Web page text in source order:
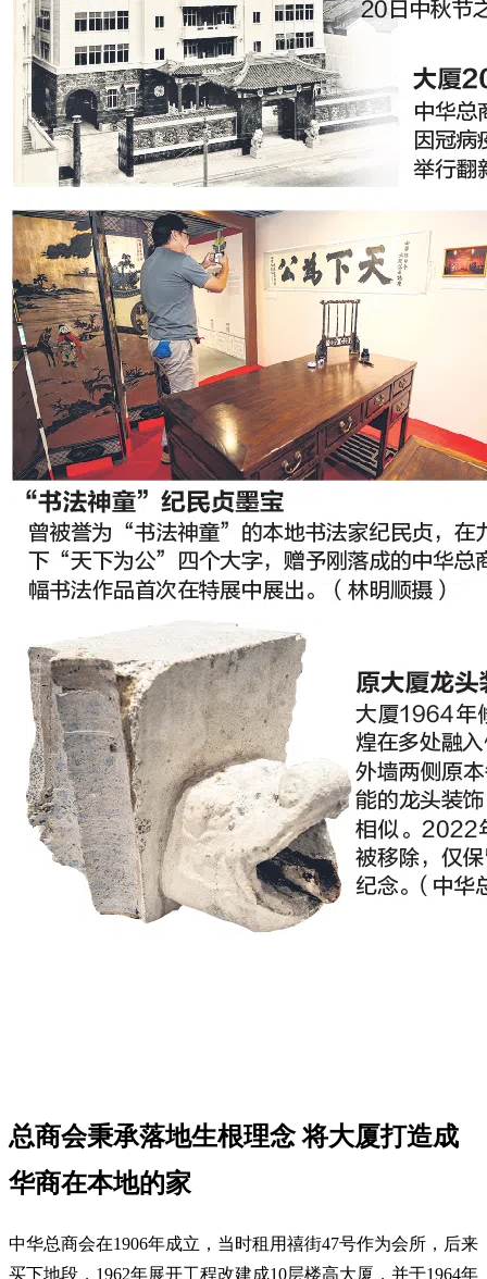
总商会秉承落地生根理念 将大厦打造成
华商在本地的家
中华总商会在1906年成立，当时租用禧街47号作为会所，后来
买下地段，1962年展开工程改建成10层楼高大厦，并于1964年